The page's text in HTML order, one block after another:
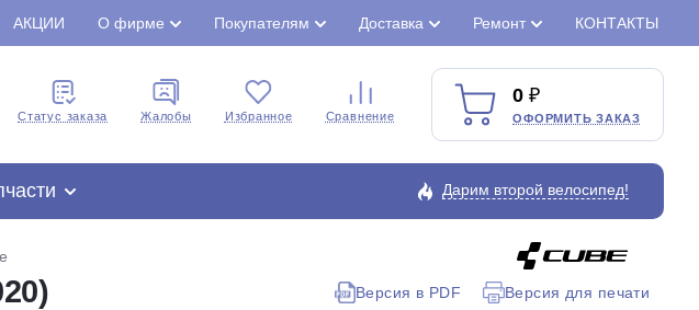
АКЦИИ О фирме Покупателям Доставка Ремонт КОНТАКТЫ
Cтатус заказа Жалобы Избранное Сравнение
0
ОФОРМИТЬ ЗАКАЗ
Дарим второй велосипед!
Версия в PDF Версия для печати